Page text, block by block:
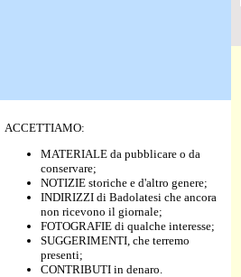
ACCETTIAMO:
MATERIALE da pubblicare o da
conservare;
NOTIZIE storiche e d'altro genere;
INDIRIZZI di Badolatesi che ancora
non ricevono il giornale;
FOTOGRAFIE di qualche interesse;
SUGGERIMENTI, che terremo
presenti;
CONTRIBUTI in denaro.